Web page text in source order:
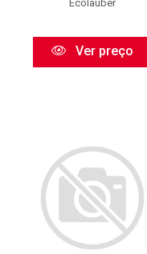
Ecolauber
Ver preço